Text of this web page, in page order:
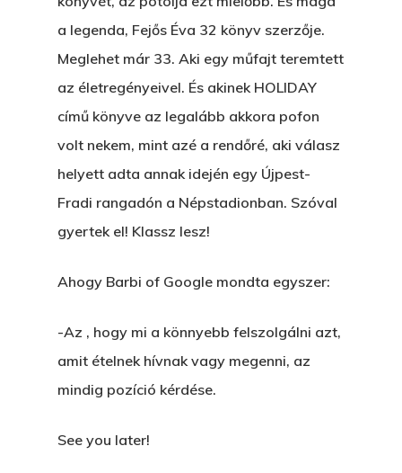
a legenda, Fejős Éva 32 könyv szerzője.
Meglehet már 33. Aki egy műfajt teremtett
az életregényeivel. És akinek HOLIDAY
című könyve az legalább akkora pofon
volt nekem, mint azé a rendőré, aki válasz
helyett adta annak idején egy Újpest-
Fradi rangadón a Népstadionban. Szóval
gyertek el! Klassz lesz!
Ahogy Barbi of Google mondta egyszer:
-Az , hogy mi a könnyebb felszolgálni azt,
amit ételnek hívnak vagy megenni, az
mindig pozíció kérdése.
See you later!